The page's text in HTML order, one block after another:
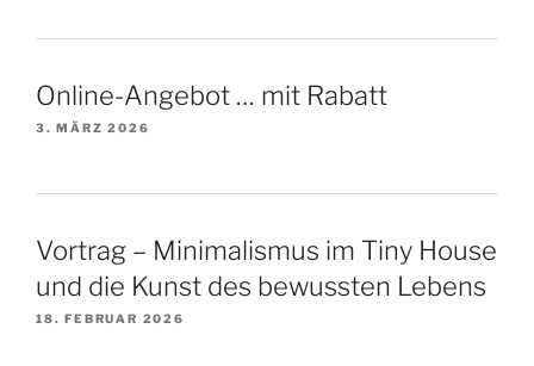
Online-Angebot … mit Rabatt
3. MÄRZ 2026
Vortrag – Minimalismus im Tiny House
und die Kunst des bewussten Lebens
18. FEBRUAR 2026